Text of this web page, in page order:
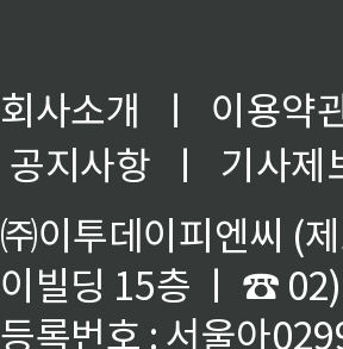
회사소개 ㅣ
이용약
공지사항
ㅣ
기사제
㈜이투데이피엔씨 (
이빌딩 15층 ㅣ ☎
등록번호 : 서울아